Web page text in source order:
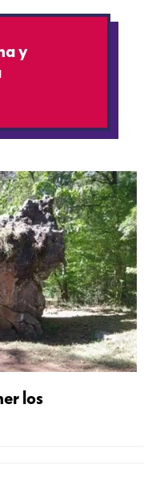
y
los